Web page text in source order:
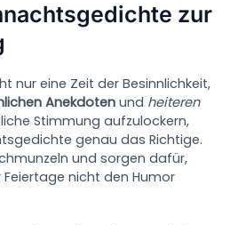
zur
nur eine Zeit der Besinnlichkeit,
Anekdotenund heiteren
Stimmung aufzulockern,
genau das Richtige.
und sorgen dafür,
nicht den Humor